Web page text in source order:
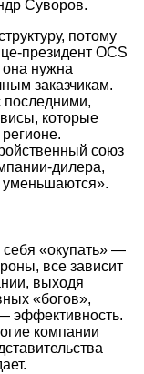
Суворов.
потому
президент OCS
нужна
заказчикам.
последними,
которые
союз
дилера,
уменьшаются».
себя «окупать» —
все зависит
выходя
«богов»,
эффективность.
компании